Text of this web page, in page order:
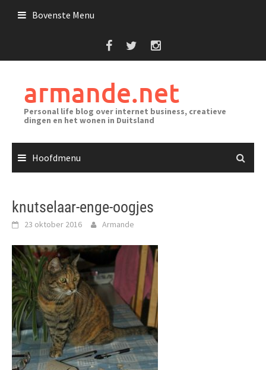
Bovenste Menu
armande.net
Personal life blog over internet business, creatieve
dingen en het wonen in Duitsland
Hoofdmenu
knutselaar-enge-oogjes
23 oktober 2016 Armande